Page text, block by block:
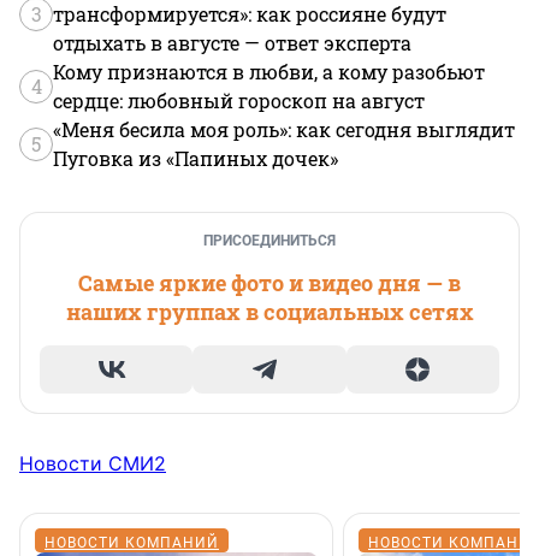
3 трансформируется»: как россияне будут
отдыхать в августе — ответ эксперта
4
Кому признаются в любви, а кому разобьют
сердце: любовный гороскоп на август
5
«Меня бесила моя роль»: как сегодня выглядит
Пуговка из «Папиных дочек»
ПРИСОЕДИНИТЬСЯ
Самые яркие фото и видео дня — в
наших группах в социальных сетях
Новости СМИ2
НОВОСТИ КОМПАНИЙ НОВОСТИ